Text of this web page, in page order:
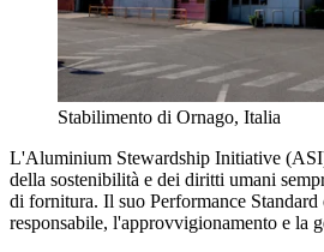
Stabilimento di Ornago, Italia
L'Aluminium Stewardship Initiative
della sostenibilità e dei diritti umani
di fornitura. Il suo Performance
responsabile, l'approvvigionamento e la